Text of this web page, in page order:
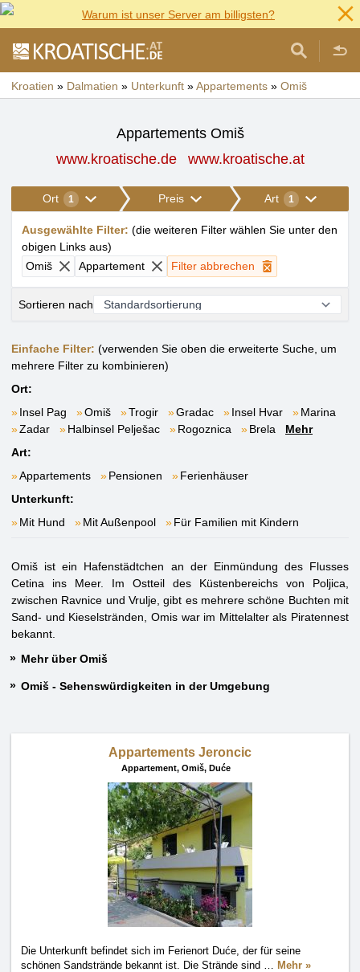
Warum ist unser Server am billigsten?
Kroatien » Dalmatien » Unterkunft »Appartements » Omiš
Appartements Omiš
www.kroatische.de
www.kroatische.at
Ort 1 Preis Art 1
Ausgewählte Filter: (die weiteren Filter wählen Sie unter den
obigen Links aus)
Omiš
Appartement Filter abbrechen
Sortieren nach
Einfache Filter: (verwenden Sie oben die erweiterte Suche, um
mehrere Filter zu kombinieren)
Ort:
Insel Pag
Omiš Trogir Gradac Insel Hvar
Marina
Zadar
Halbinsel Pelješac Rogoznica Brela
Mehr
Art:
Appartements
Pensionen
Ferienhäuser
Unterkunft:
Mit Hund
Mit Außenpool Für Familien mit Kindern
Omiš ist ein Hafenstädtchen an der Einmündung des Flusses
Cetina ins Meer. Im Ostteil des Küstenbereichs von Poljica,
zwischen Ravnice und Vrulje, gibt es mehrere schöne Buchten mit
Sand- und Kieselstränden, Omis war im Mittelalter als Piratennest
bekannt.
Mehr über Omiš
Omiš - Sehenswürdigkeiten in der Umgebung
Appartements Jeroncic
Appartement, Omiš, Duće
Die Unterkunft befindet sich im Ferienort Duće, der für seine
schönen Sandstrände bekannt ist. Die Strände sind … Mehr »